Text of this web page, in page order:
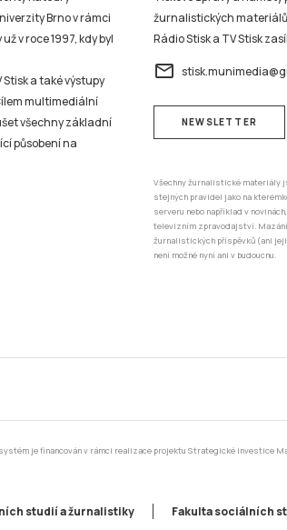
Brno v rámci
v roce 1997, kdy byl
a také výstupy
multimediální
všechny základní
působení na
žurnalistických materiálů
Rádio Stisk a TV Stisk
email
NEWSLETTER
Všechny žurnalistické materiály
stejných pravidel jako na
serveru nebo například v
televizním zpravodajství.
žurnalistických příspěvků (ani
není možné nyní ani v budoucnu.
je financován v rámci realizace projektu Strategické
studií a žurnalistiky Fakulta sociálních